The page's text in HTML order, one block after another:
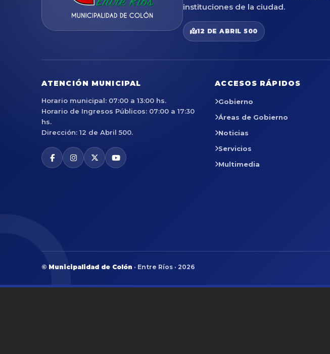
instituciones de la ciudad.
12 DE ABRIL 500
ATENCIÓN MUNICIPAL
Horario municipal: 07:00 a 13:00 hs.
Horario de Ingresos Públicos: 07:00 a 17:30
hs.
Dirección: 12 de Abril 500.
ACCESOS RÁPIDOS
Gobierno
Áreas de Gobierno
Noticias
Servicios
Multimedia
© Municipalidad de Colón · Entre Ríos · 2026